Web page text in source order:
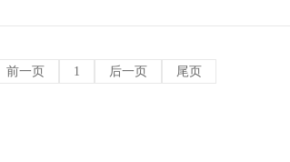
前一页 1 后一页 尾页